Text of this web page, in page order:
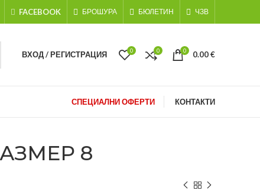
FACEBOOK БРОШУРА БЮЛЕТИН ЧЗВ
ВХОД / РЕГИСТРАЦИЯ 0 0 0 0.00€
СПЕЦИАЛНИ ОФЕРТИ КОНТАКТИ
8